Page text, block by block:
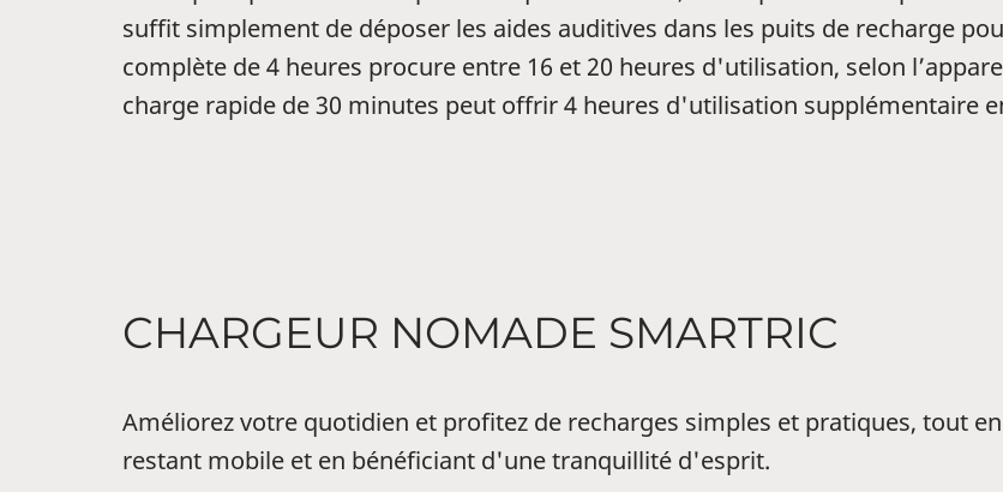
suffit simplement de déposer les aides auditives dans les puits de recharge
complète de 4 heures procure entre 16 et 20 heures d'utilisation, selon
charge rapide de 30 minutes peut offrir 4 heures d'utilisation supplémentaire
CHARGEUR NOMADE SMARTRIC
Améliorez votre quotidien et profitez de recharges simples et pratiques, tout en
restant mobile et en bénéficiant d'une tranquillité d'esprit.